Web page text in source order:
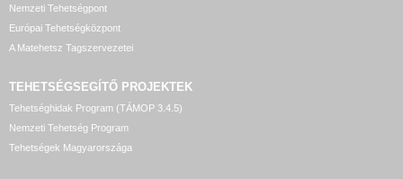
Nemzeti Tehetségpont
Európai Tehetségközpont
A Matehetsz Tagszervezetei
TEHETSÉGSEGÍTŐ PROJEKTEK
Tehetséghidak Program (TÁMOP 3.4.5)
Nemzeti Tehetség Program
Tehetségek Magyarországa